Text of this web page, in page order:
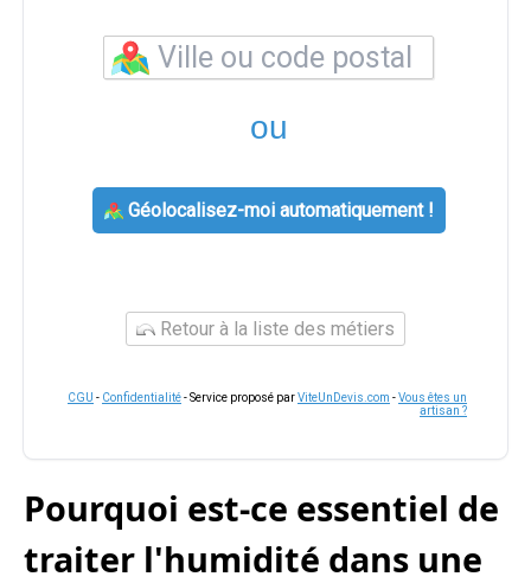
ou
Géolocalisez-moi automatiquement !
Retour à la liste des métiers
CGU - Confidentialité- Service proposé parViteUnDevis.com -Vous êtes un
artisan ?
Pourquoi est-ce essentiel de
traiter l'humidité dans une